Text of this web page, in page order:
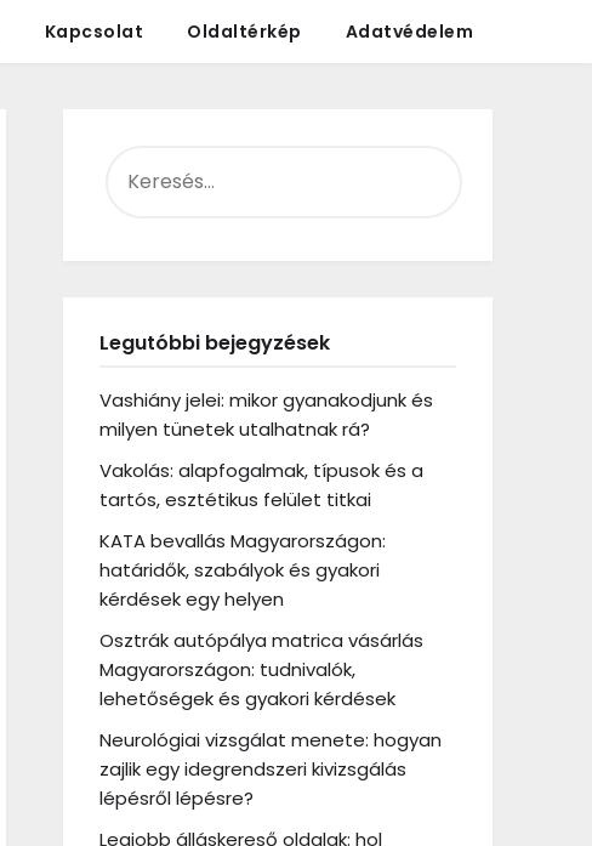
Kapcsolat Oldaltérkép Adatvédelem
Legutóbbi bejegyzések
Vashiány jelei: mikor gyanakodjunk és
milyen tünetek utalhatnak rá?
Vakolás: alapfogalmak, típusok és a
tartós, esztétikus felület titkai
KATA bevallás Magyarországon:
határidők, szabályok és gyakori
kérdések egy helyen
Osztrák autópálya matrica vásárlás
Magyarországon: tudnivalók,
lehetőségek és gyakori kérdések
Neurológiai vizsgálat menete: hogyan
zajlik egy idegrendszeri kivizsgálás
lépésről lépésre?
Legjobb álláskereső oldalak: hol